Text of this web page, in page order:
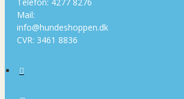
Mail:
info@hundeshoppen.dk
CVR: 3461 8836